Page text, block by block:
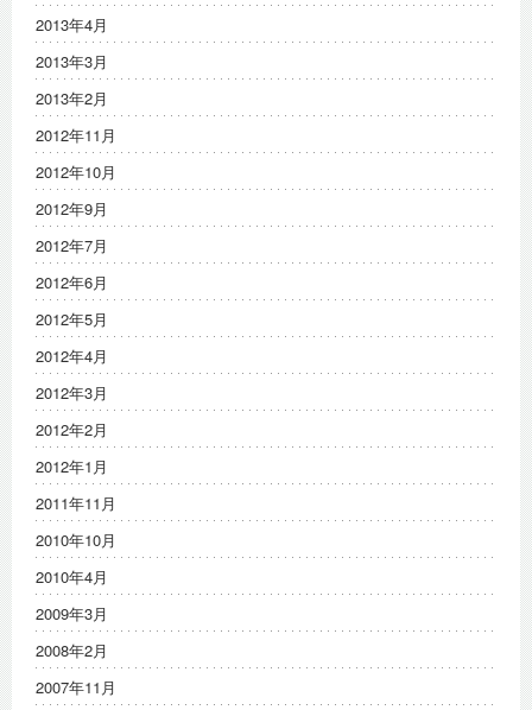
2013年4月
2013年3月
2013年2月
2012年11月
2012年10月
2012年9月
2012年7月
2012年6月
2012年5月
2012年4月
2012年3月
2012年2月
2012年1月
2011年11月
2010年10月
2010年4月
2009年3月
2008年2月
2007年11月